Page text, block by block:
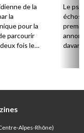
de la
la
pour la
parcourir
fois le
Le
échos
Alpes-Rhône)